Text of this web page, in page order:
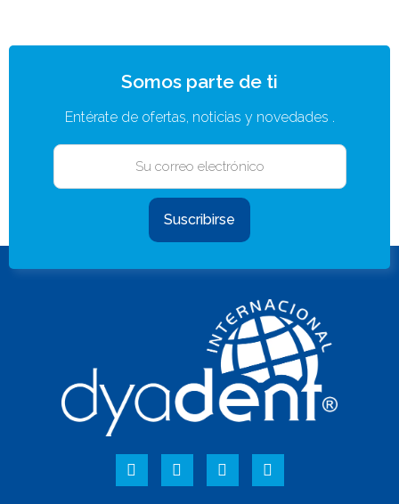
Somos parte de ti
Entérate de ofertas, noticias y novedades .
Suscribirse